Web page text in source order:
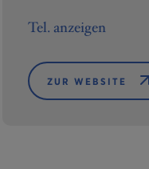
Tel. anzeigen
ZUR WEBSITE